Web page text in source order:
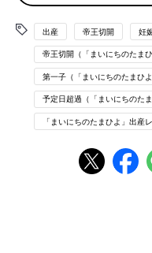
13:00
陣痛の痛みは生理痛の
15:00
おなかの中でパンッ!と音
破水してから一気に痛み
声が我慢できないくらい
出産 帝王切開 妊
帝王切開（「まいにちのたま
第一子（「まいにちのたまひ
予定日超過（「まいにちのた
「まいにちのたまひよ」出産